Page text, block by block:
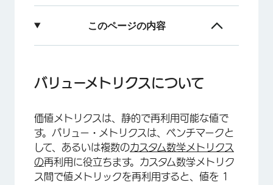
このページの内容
バリュー・メトリクスの定義
バリューメトリクスについて
価値メトリクスは、静的で再利用可能な値で
す。バリュー・メトリクスは、ベンチマークと
して、あるいは複数のカスタム数学メトリクス
の再利用に役立ちます。カスタム数学メトリク
ス間で値メトリックを再利用すると、値を 1